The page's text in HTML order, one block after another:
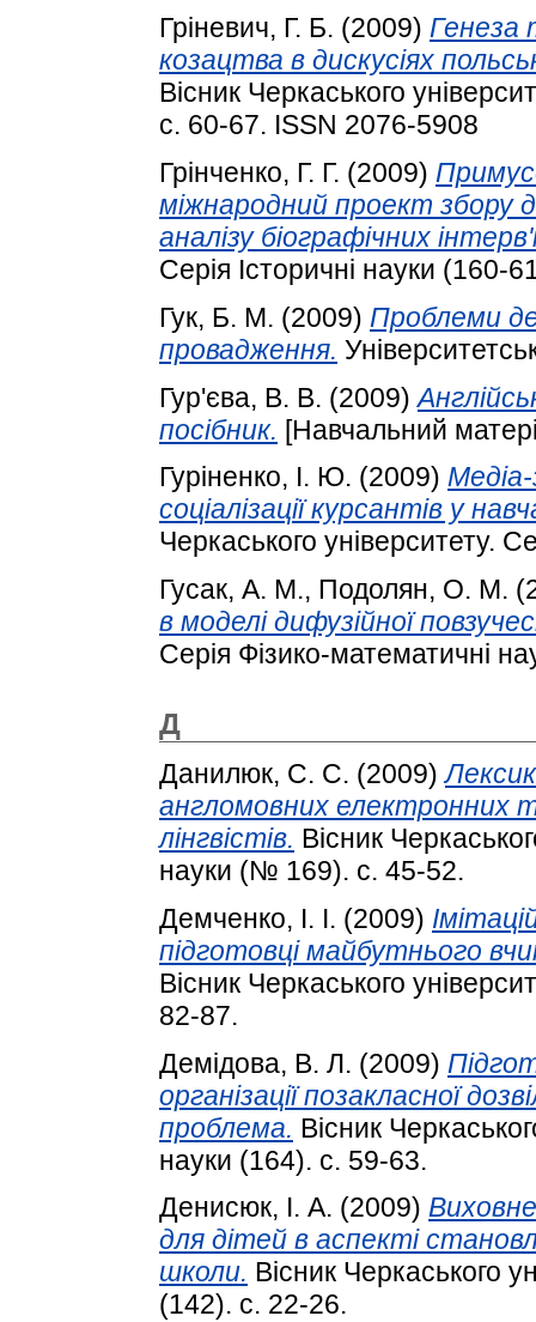
Гріневич, Г. Б. (2009) Генеза
козацтва в дискусіях
Вісник Черкаського
с. 60-67. ISSN 2076-5908
Грінченко, Г. Г. (2009)
міжнародний проект збору
аналізу біографічних
Серія Історичні науки
Гук, Б. М. (2009) Проблеми
провадження.
Гур'єва, В. В. (2009)
посібник. [Навчальний
Гуріненко, І. Ю. (2009)
соціалізації курсантів у
Черкаського університету.
Гусак, А. М., Подолян, О. М.
в моделі дифузійної
Серія Фізико-математичні
Д
Данилюк, С. С. (2009)
англомовних електронних
лінгвістів. Вісник
науки (№ 169). с. 45-52.
Демченко, І. І. (2009)
підготовці майбутнього
Вісник Черкаського
82-87.
Демідова, В. Л. (2009)
організації позакласної
проблема. Вісник
науки (164). с. 59-63.
Денисюк, І. А. (2009)
для дітей в аспекті
школи. Вісник Черкаського
(142). с. 22-26.